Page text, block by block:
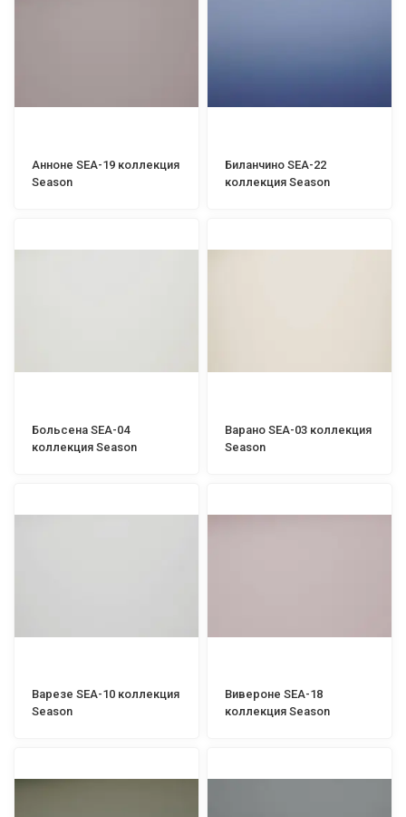
Анноне SEA-19 коллекция
Season
Биланчино SEA-22
коллекция Season
Больсена SEA-04
коллекция Season
Варано SEA-03 коллекция
Season
Варезе SEA-10 коллекция
Season
Вивероне SEA-18
коллекция Season